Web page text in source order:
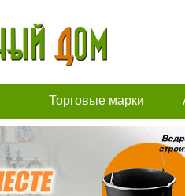
Торговые марки